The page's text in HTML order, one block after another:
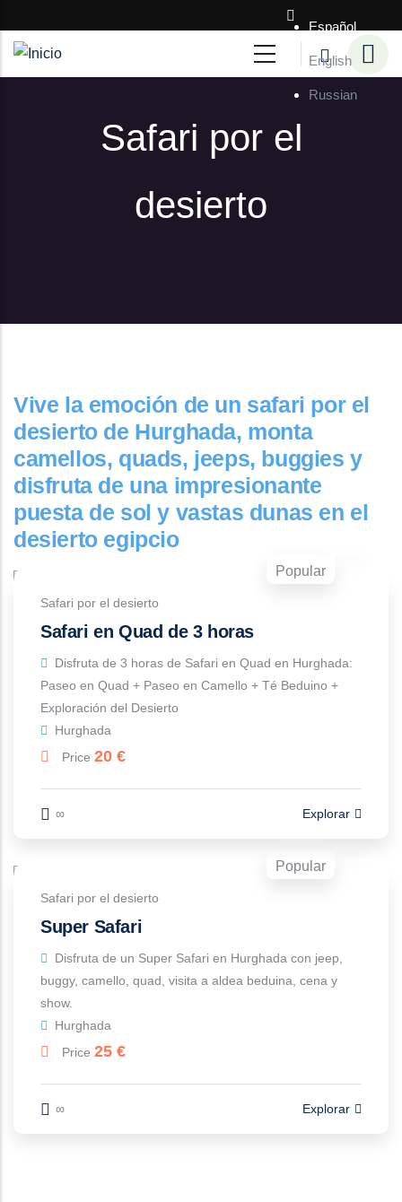
Español
English
Russian
Safari por el
desierto
Vive la emoción de un safari por el
desierto de Hurghada, monta
camellos, quads, jeeps, buggies y
disfruta de una impresionante
puesta de sol y vastas dunas en el
desierto egipcio
Popular
Safari por el desierto
Safari en Quad de 3 horas
Disfruta de 3 horas de Safari en Quad en Hurghada:
Paseo en Quad + Paseo en Camello + Té Beduino +
Exploración del Desierto
Hurghada
Price 20 €
∞ Explorar
Popular
Safari por el desierto
Super Safari
Disfruta de un Super Safari en Hurghada con jeep,
buggy, camello, quad, visita a aldea beduina, cena y
show.
Hurghada
Price 25 €
∞ Explorar